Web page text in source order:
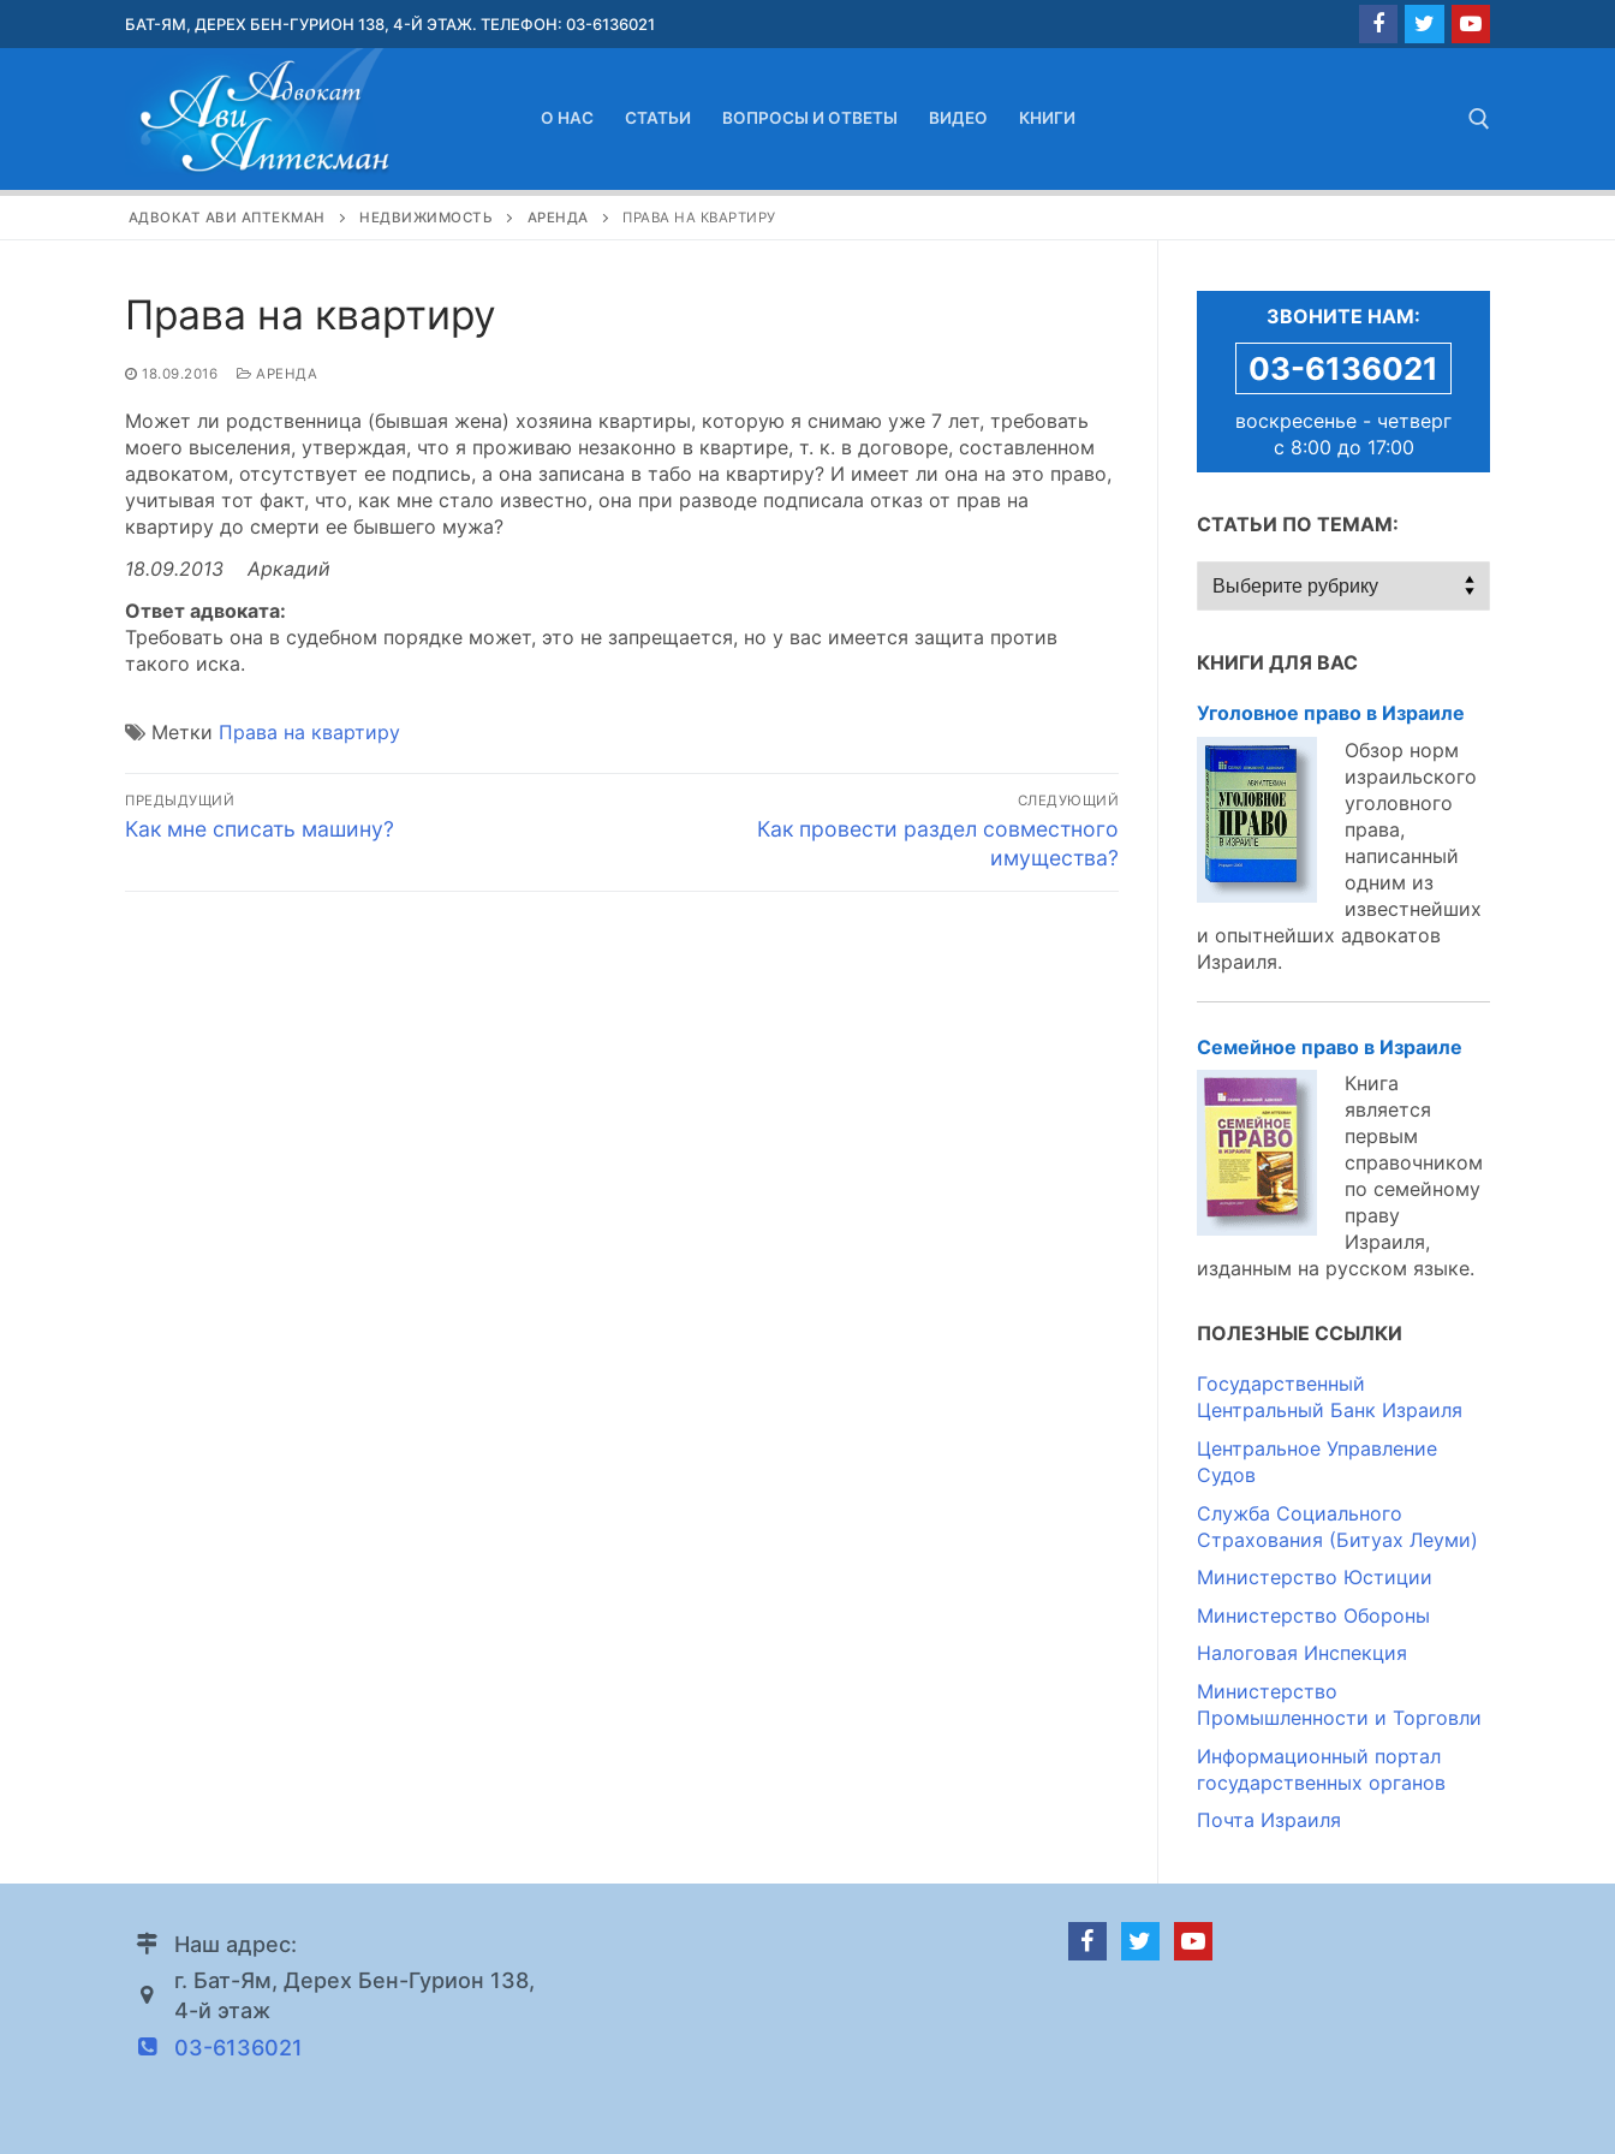
БАТ-ЯМ, ДЕРЕХ БЕН-ГУРИОН 138, 4-Й ЭТАЖ. ТЕЛЕФОН: 03-6136021
О НАС СТАТЬИ ВОПРОСЫ И ОТВЕТЫ ВИДЕО КНИГИ
АДВОКАТ АВИ АПТЕКМАН НЕДВИЖИМОСТЬ АРЕНДА ПРАВА НА КВАРТИРУ
Права на квартиру
18.09.2016 АРЕНДА
Может ли родственница (бывшая жена) хозяина квартиры, которую я снимаю уже 7 лет, требовать
моего выселения, утверждая, что я проживаю незаконно в квартире, т. к. в договоре, составленном
адвокатом, отсутствует ее подпись, а она записана в табо на квартиру? И имеет ли она на это право,
учитывая тот факт, что, как мне стало известно, она при разводе подписала отказ от прав на
квартиру до смерти ее бывшего мужа?
18.09.2013 Аркадий
Ответ адвоката:
Требовать она в судебном порядке может, это не запрещается, но у вас имеется защита против
такого иска.
Метки Права на квартиру
Навигация
по
ПРЕДЫДУЩИЙ
Предыдущая
Как мне списать машину?
СЛЕДУЮЩИЙ
Следующая
Как провести раздел совместного
имущества?
ЗВОНИТЕ НАМ:
03-6136021
воскресенье - четверг
с 8:00 до 17:00
СТАТЬИ ПО ТЕМАМ:
Статьи
по
КНИГИ ДЛЯ ВАС
Уголовное право в Израиле
Обзор норм
израильского
уголовного
права,
написанный
одним из
известнейших
и опытнейших адвокатов
Израиля.
Семейное право в Израиле
Книга
является
первым
справочником
по семейному
праву
Израиля,
изданным на русском языке.
ПОЛЕЗНЫЕ ССЫЛКИ
Государственный
Центральный Банк Израиля
Центральное Управление
Судов
Служба Социального
Страхования (Битуах Леуми)
Министерство Юстиции
Министерство Обороны
Налоговая Инспекция
Министерство
Промышленности и Торговли
Информационный портал
государственных органов
Почта Израиля
Наш адрес:
г. Бат-Ям, Дерех Бен-Гурион 138,
4-й этаж
03-6136021